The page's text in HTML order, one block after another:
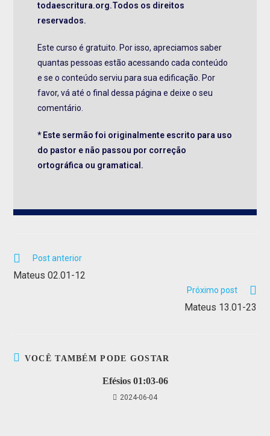
todaescritura.org.Todos os direitos
reservados.
Este curso é gratuito. Por isso, apreciamos saber
quantas pessoas estão acessando cada conteúdo
e se o conteúdo serviu para sua edificação. Por
favor, vá até o final dessa página e deixe o seu
comentário.
* Este sermão foi originalmente escrito para uso
do pastor e não passou por correção
ortográfica ou gramatical.
Post anterior
Mateus 02.01-12
Próximo post
Mateus 13.01-23
VOCÊ TAMBÉM PODE GOSTAR
Efésios 01:03-06
2024-06-04